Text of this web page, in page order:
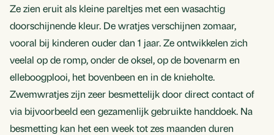
Toevoegen aan
Aan standaard lijst
Ze zien eruit als kleine pareltjes met een wasachtig
doorschijnende kleur. De wratjes verschijnen zomaar,
vooral bij kinderen ouder dan 1 jaar. Ze ontwikkelen zich
veelal op de romp, onder de oksel, op de bovenarm en
elleboogplooi, het bovenbeen en in de knieholte.
Zwemwratjes zijn zeer besmettelijk door direct contact of
via bijvoorbeeld een gezamenlijk gebruikte handdoek. Na
besmetting kan het een week tot zes maanden duren